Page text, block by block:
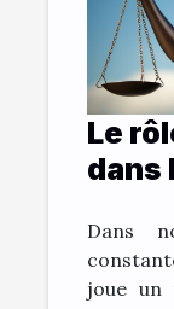
Le
dans
Dans
joue un